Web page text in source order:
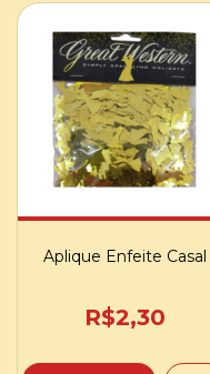
Aplique Enfeite Casal
R$2,30